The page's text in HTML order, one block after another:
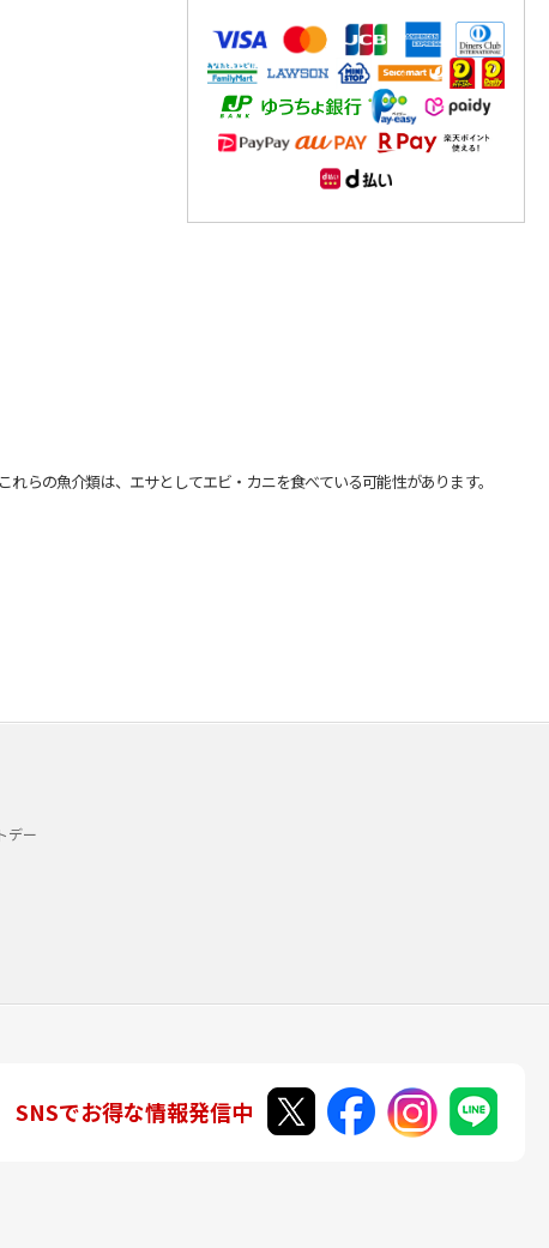
らの魚介類は、エサとしてエビ・カニを食べている可能性があります。
デー
SNSでお得な情報発信中